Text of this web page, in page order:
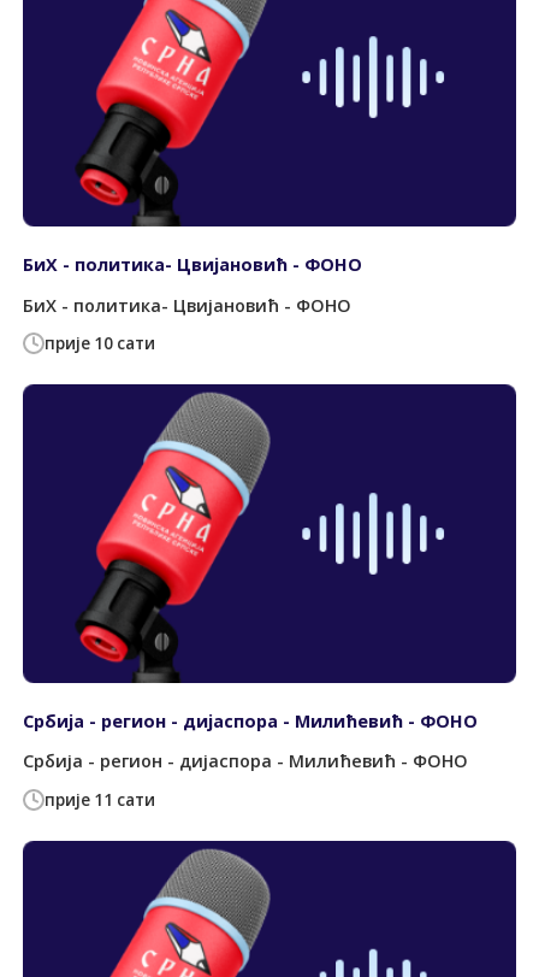
прије 10 сати
БиХ - политика- Цвијановић - ФОНО
БиХ - политика- Цвијановић - ФОНО
прије 11 сати
Србија - регион - дијаспора - Милићевић - ФОНО
Србија - регион - дијаспора - Милићевић - ФОНО